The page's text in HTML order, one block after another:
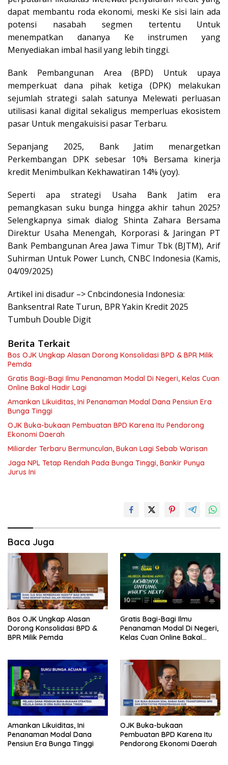
dapat membantu roda ekonomi, meski Ke sisi lain ada
potensi nasabah segmen tertentu Untuk
menempatkan dananya Ke instrumen yang
Menyediakan imbal hasil yang lebih tinggi.
Bank Pembangunan Area (BPD) Untuk upaya
memperkuat dana pihak ketiga (DPK) melakukan
sejumlah strategi salah satunya Melewati perluasan
utilisasi kanal digital sekaligus memperluas ekosistem
pasar Untuk mengakuisisi pasar Terbaru.
Sepanjang 2025, Bank Jatim menargetkan
Perkembangan DPK sebesar 10% Bersama kinerja
kredit Menimbulkan Kekhawatiran 14% (yoy).
Seperti apa strategi Usaha Bank Jatim era
pemangkasan suku bunga hingga akhir tahun 2025?
Selengkapnya simak dialog Shinta Zahara Bersama
Direktur Usaha Menengah, Korporasi & Jaringan PT
Bank Pembangunan Area Jawa Timur Tbk (BJTM), Arif
Suhirman Untuk Power Lunch, CNBC Indonesia (Kamis,
04/09/2025)
Artikel ini disadur –> Cnbcindonesia Indonesia:
Banksentral Rate Turun, BPR Yakin Kredit 2025
Tumbuh Double Digit
Berita Terkait
Bos OJK Ungkap Alasan Dorong Konsolidasi BPD & BPR Milik
Pemda
Gratis Bagi-Bagi Ilmu Penanaman Modal Di Negeri, Kelas Cuan
Online Bakal Hadir Lagi
Amankan Likuiditas, Ini Penanaman Modal Dana Pensiun Era
Bunga Tinggi
OJK Buka-bukaan Pembuatan BPD Karena Itu Pendorong
Ekonomi Daerah
Miliarder Terbaru Bermunculan, Bukan Lagi Sebab Warisan
Jaga NPL Tetap Rendah Pada Bunga Tinggi, Bankir Punya
Jurus Ini
Baca Juga
Bos OJK Ungkap Alasan
Dorong Konsolidasi BPD &
BPR Milik Pemda
Gratis Bagi-Bagi Ilmu
Penanaman Modal Di Negeri,
Kelas Cuan Online Bakal
Amankan Likuiditas, Ini
Penanaman Modal Dana
Pensiun Era Bunga Tinggi
OJK Buka-bukaan
Pembuatan BPD Karena Itu
Pendorong Ekonomi Daerah